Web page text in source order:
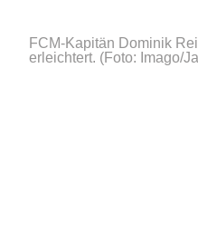
FCM-Kapitän Dominik
erleichtert. (Foto: Imago/